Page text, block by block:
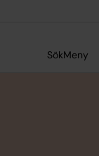
SökMeny